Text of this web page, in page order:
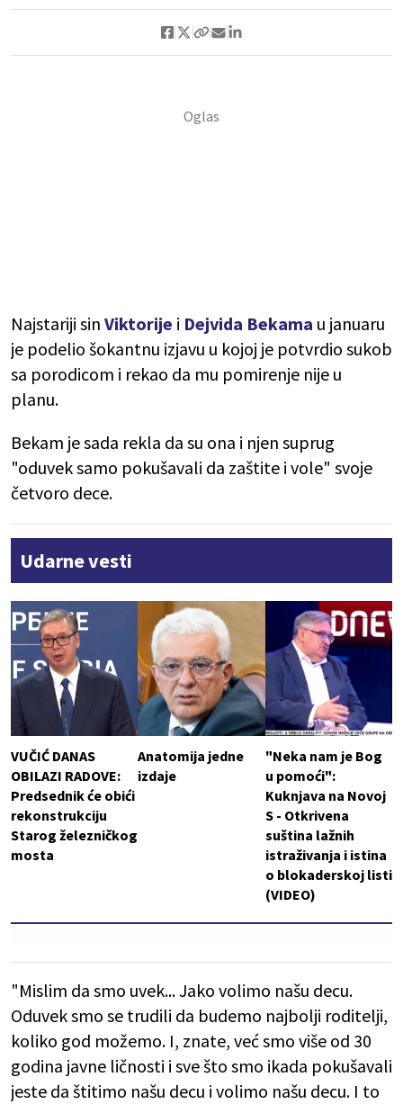
Najstariji sin Viktorije i Dejvida Bekama u januaru
je podelio šokantnu izjavu u kojoj je potvrdio sukob
sa porodicom i rekao da mu pomirenje nije u
planu.
Bekam je sada rekla da su ona i njen suprug
"oduvek samo pokušavali da zaštite i vole" svoje
četvoro dece.
Udarne vesti
VUČIĆ DANAS
OBILAZI RADOVE:
Predsednik će obići
rekonstrukciju
Starog železničkog
mosta
Anatomija jedne
izdaje
"Neka nam je Bog
u pomoći":
Kuknjava na Novoj
S - Otkrivena
suština lažnih
istraživanja i istina
o blokaderskoj listi
(VIDEO)
"Mislim da smo uvek... Jako volimo našu decu.
Oduvek smo se trudili da budemo najbolji roditelji,
koliko god možemo. I, znate, već smo više od 30
godina javne ličnosti i sve što smo ikada pokušavali
jeste da štitimo našu decu i volimo našu decu. I to